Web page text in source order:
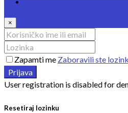
×
Zapamti me Zaboravili ste
Prijava
User registration is disabled for
Resetiraj lozinku